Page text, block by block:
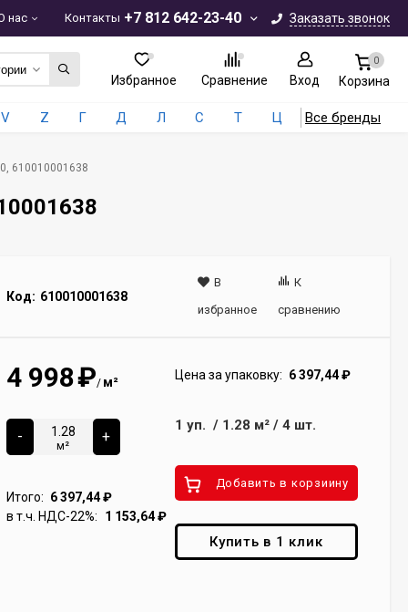
+7 812 642-23-40 Заказать звонок
нас Контакты
Избранное Сравнение Вход
0
Корзина
V Z Г Д Л С Т Ц Все бренды
610010001638
Код: 610010001638
В
избранное
К
сравнению
4 998₽/ м²
-
м²
+
Итого: 6 397,44₽
в т.ч. НДС-22%:
1 153,64₽
Цена за упаковку: 6 397,44₽
1 уп. / 1.28 м²/ 4 шт.
Добавить в корзиину
Купить в 1 клик